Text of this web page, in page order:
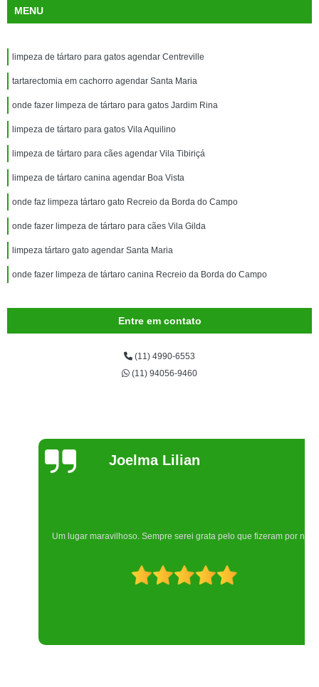
MENU
limpeza de tártaro para gatos agendar Centreville
tartarectomia em cachorro agendar Santa Maria
onde fazer limpeza de tártaro para gatos Jardim Rina
limpeza de tártaro para gatos Vila Aquilino
limpeza de tártaro para cães agendar Vila Tibiriçá
limpeza de tártaro canina agendar Boa Vista
onde faz limpeza tártaro gato Recreio da Borda do Campo
onde fazer limpeza de tártaro para cães Vila Gilda
limpeza tártaro gato agendar Santa Maria
onde fazer limpeza de tártaro canina Recreio da Borda do Campo
Entre em contato
(11) 4990-6553
(11) 94056-9460
Joelma Lilian
Um lugar maravilhoso. Sempre serei grata pelo que fizeram por nós!